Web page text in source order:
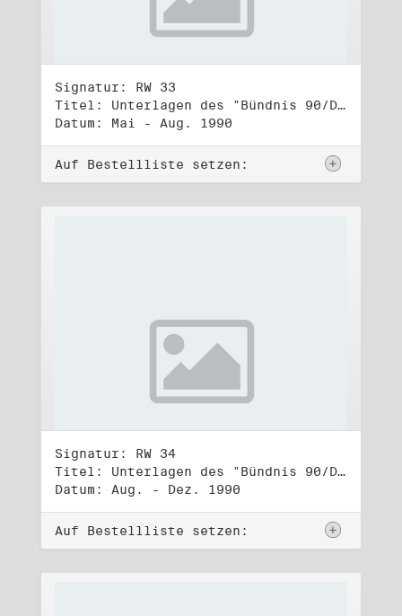
Signatur: RW 33
Titel: Unterlagen des "Bündnis 90/Die Grünen - BürgerInnenbewegung", Wahlbündnis zur Bundestagswahl am 2.12.1990 (1)
Datum: Mai - Aug. 1990
Auf Bestellliste setzen:
Signatur: RW 34
Titel: Unterlagen des "Bündnis 90/Die Grünen - BürgerInnenbewegung", Wahlbündnis zur Bundestagswahl am 2.12.1990 (2)
Datum: Aug. - Dez. 1990
Auf Bestellliste setzen: